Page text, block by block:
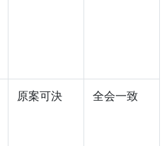
原案可決 全会一致